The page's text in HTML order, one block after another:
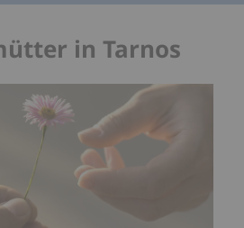
in Tarnos